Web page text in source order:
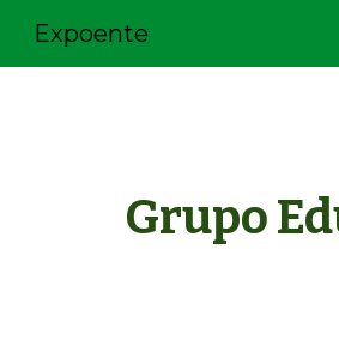
Expoente
Grupo